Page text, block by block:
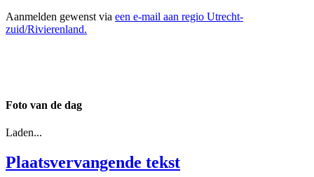
Aanmelden gewenst via een e-mail aan regio Utrecht-
zuid/Rivierenland.
Foto van de dag
Laden...
Plaatsvervangende tekst